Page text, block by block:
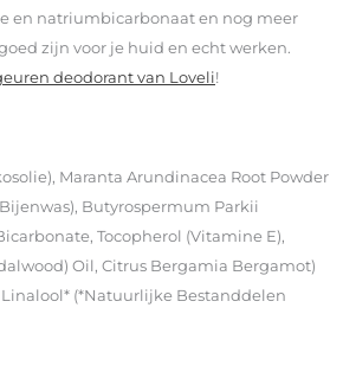
en natriumbicarbonaat en nog meer
zijn voor je huid en echt werken.
deodorant van Loveli!
Maranta Arundinacea Root Powder
Butyrospermum Parkii
Tocopherol (Vitamine E),
Oil, Citrus Bergamia Bergamot)
(*Natuurlijke Bestanddelen